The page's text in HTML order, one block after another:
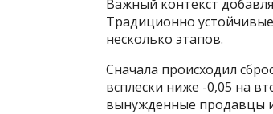
Важный контекст
Традиционно
несколько этапов.
Сначала происходил
всплески ниже -0,05 на
вынужденные продавцы